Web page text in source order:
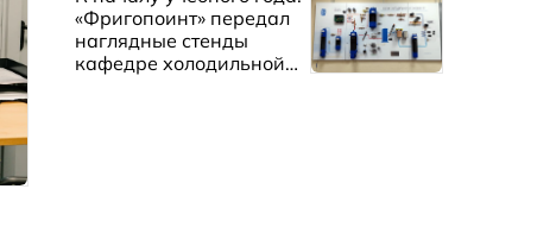
«Фригопоинт» передал
наглядные стенды
кафедре холодильной